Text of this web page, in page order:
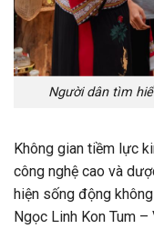
Người dân tìm
Không gian tiềm lực
công nghệ cao và
hiện sống động
Ngọc Linh Kon Tum